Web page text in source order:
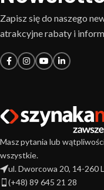
Zapisz się do naszego
atrakcyjne rabaty i
Masz pytania lub
wszystkie.
ul. Dworcowa 20, 14-260
(+48) 89 645 21 28